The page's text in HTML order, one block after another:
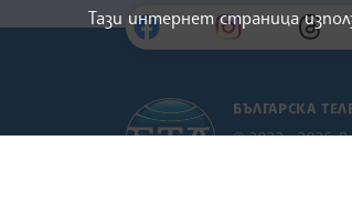
БЪЛГАРСКА
© 2022 - 2026,
Тази интернет страница